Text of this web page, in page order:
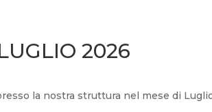
2026
la nostra struttura nel mese di